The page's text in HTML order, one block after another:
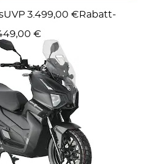
UVP 3.499,00 € Rabatt-
€